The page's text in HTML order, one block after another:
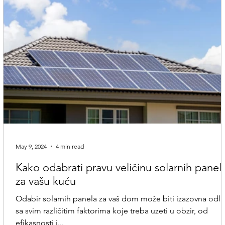
Kako odabrati pravu veličinu solarnih
za vašu kuću
Odabir solarnih panela za vaš dom može biti izazovna
sa svim različitim faktorima koje treba uzeti u obzir, od
efikasnosti i...
May 9, 2024 4 min read